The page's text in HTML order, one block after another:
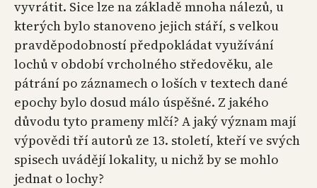
vyvrátit. Sice lze na základě mnoha nálezů, u
kterých bylo stanoveno jejich stáří, s velkou
pravděpodobností předpokládat využívání
lochů v období vrcholného středověku, ale
pátrání po záznamech o loších v textech dané
epochy bylo dosud málo úspěšné. Z jakého
důvodu tyto prameny mlčí? A jaký význam mají
výpovědi tří autorů ze 13. století, kteří ve svých
spisech uvádějí lokality, u nichž by se mohlo
jednat o lochy?